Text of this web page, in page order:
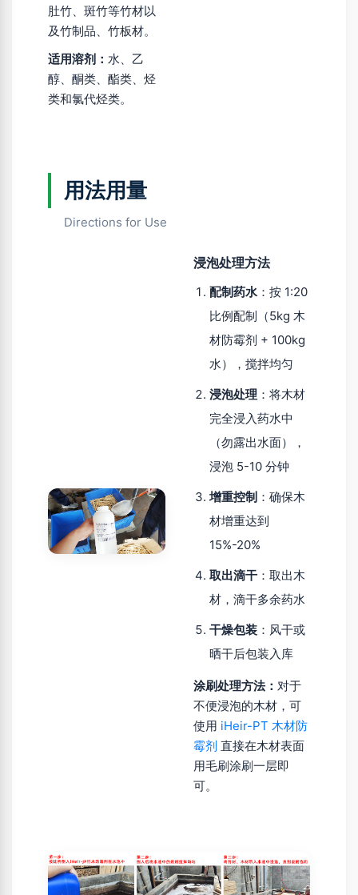
肚竹、斑竹等竹材以
及竹制品、竹板材。
适用溶剂： 水、乙
醇、酮类、酯类、烃
类和氯代烃类。
用法用量
Directions for Use
浸泡处理方法
配制药水：按 1:20
比例配制（5kg 木
材防霉剂 + 100kg
水），搅拌均匀
浸泡处理：将木材
完全浸入药水中
（勿露出水面），
浸泡 5-10 分钟
增重控制 ：确保木
材增重达到
15%-20%
取出滴干：取出木
材，滴干多余药水
干燥包装：风干或
晒干后包装入库
涂刷处理方法： 对于
不便浸泡的木材，可
使用 iHeir-PT 木材防
霉剂 直接在木材表面
用毛刷涂刷一层即
可。